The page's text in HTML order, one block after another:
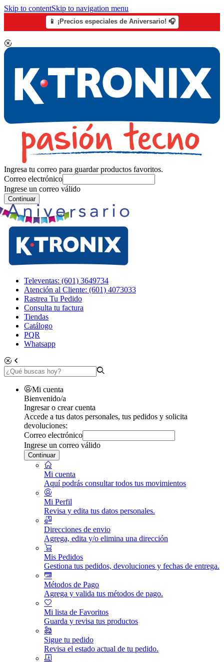
Skip to contentSkip to navigation menu
📱 ¡Precios especiales de Aniversario! 🎧
Ingresa tu correo para guardar productos favoritos.
Correo electrónico
Ingrese un correo válido
Continuar
Televentas: (601) 3649734
Atención al Cliente: (601) 4073033
Rastrea Tu Pedido
Consulta tu factura
Tiendas
Catálogo
PQR
Whatsapp
Mi cuenta
Bienvenido/a
Ingresar o crear cuenta
Accede a tus datos personales, tus pedidos y solicita
devoluciones:
Correo electrónico
Ingrese un correo válido
Continuar
Mi cuenta
Aquí podrás consultar todos tus movimientos
Mi Perfil
Revisa y edita tus datos personales.
Direcciones de envio
Agrega, edita y/o elimina una dirección
Mis Pedidos
Gestiona tus pedidos, devoluciones y fechas de entrega.
Métodos de Pago
Agrega y valida tus métodos de pago.
Mi lista de Favoritos
Guarda y revisa tus productos
Sigue tu pedido
Revisa el estado actual de tu pedido.